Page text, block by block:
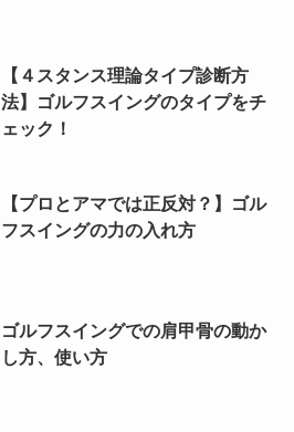
【４スタンス理論タイプ診断方
法】ゴルフスイングのタイプをチ
ェック！
【プロとアマでは正反対？】ゴル
フスイングの力の入れ方
ゴルフスイングでの肩甲骨の動か
し方、使い方